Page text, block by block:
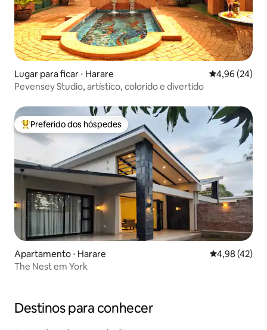
Lugar para ficar ⋅ Harare 4,96 de uma
4,96 (24)
Pevensey Studio, artístico, colorido e divertido
Entre os melhores preferidos dos hóspedes
Preferido dos hóspedes
Apartamento ⋅ Harare 4,98 de uma
4,98 (42)
The Nest em York
Destinos para conhecer